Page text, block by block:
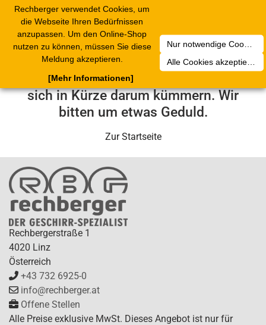
Rechberger verwendet Cookies, um
die Webseite Ihren Bedürfnissen
anzupassen. Um den Online-Shop
nutzen zu können, müssen Sie diese
Meldung akzeptieren.
Nur notwendige Cookies akzeptieren
Alle Cookies akzeptieren
[Mehr Informationen]
Leider ist ein technischer Fehler
aufgetreten. Unser Service-Team wird
sich in Kürze darum kümmern. Wir
bitten um etwas Geduld.
Zur Startseite
Rechbergerstraße 1
4020 Linz
Österreich
+43 732 6925-0
info@rechberger.at
Offene Stellen
Alle Preise exklusive MwSt. Dieses Angebot ist nur für